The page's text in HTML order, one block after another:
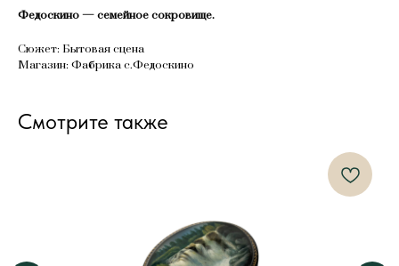
Федоскино — семейное сокровище.
Сюжет: Бытовая сцена
Магазин: Фабрика с.Федоскино
Смотрите также